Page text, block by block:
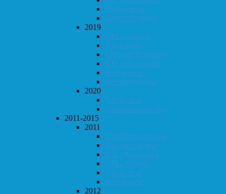
Høst-konrad
Høstturneringen
2019
KM i lynsjakk
Vår-konrad
Klubbmesterskapet
KM i Hurtigsjakk
Høst-konrad
Høstturneringen
2020
Vår-konrad
Klubbmesterskapet
2011-2015
2011
Klubbmesterskapet
Høstturneringen
KM i hurtigsjakk
KM i lynsjakk
Vår-konrad
Høst-konrad
2012